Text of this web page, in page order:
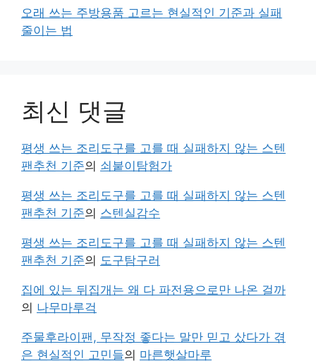
오래 쓰는 주방용품 고르는 현실적인 기준과 실패
줄이는 법
최신 댓글
평생 쓰는 조리도구를 고를 때 실패하지 않는 스텐
팬추천 기준의 쇠붙이탐험가
평생 쓰는 조리도구를 고를 때 실패하지 않는 스텐
팬추천 기준의 스텐실감수
평생 쓰는 조리도구를 고를 때 실패하지 않는 스텐
팬추천 기준의 도구탐구러
집에 있는 뒤집개는 왜 다 파전용으로만 나온 걸까
의 나무마루걱
주물후라이팬, 무작정 좋다는 말만 믿고 샀다가 겪
은 현실적인 고민들의 마른햇살마루